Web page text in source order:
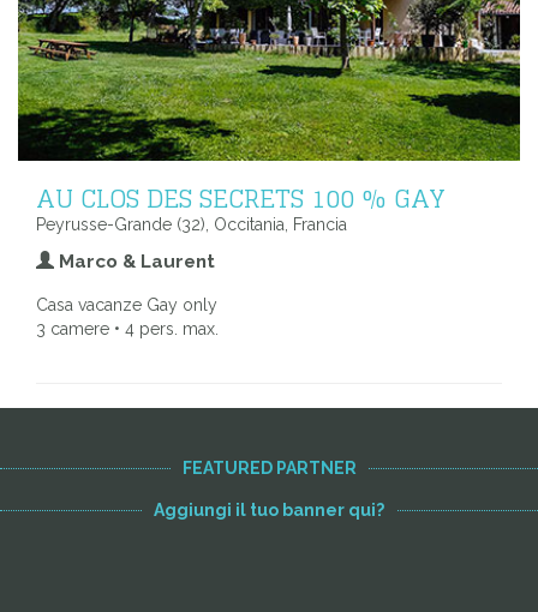
AU CLOS DES SECRETS 100 % GAY
Peyrusse-Grande (32), Occitania, Francia
Marco & Laurent
Casa vacanze Gay only
3 camere • 4 pers. max.
FEATURED PARTNER
Aggiungi il tuo banner qui?